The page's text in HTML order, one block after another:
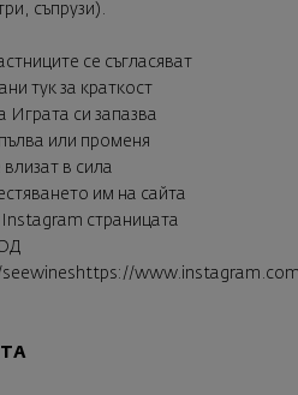
съпрузи).
се съгласяват
тук за краткост
Играта си запазва
или променя
в сила
им на сайта
страницата